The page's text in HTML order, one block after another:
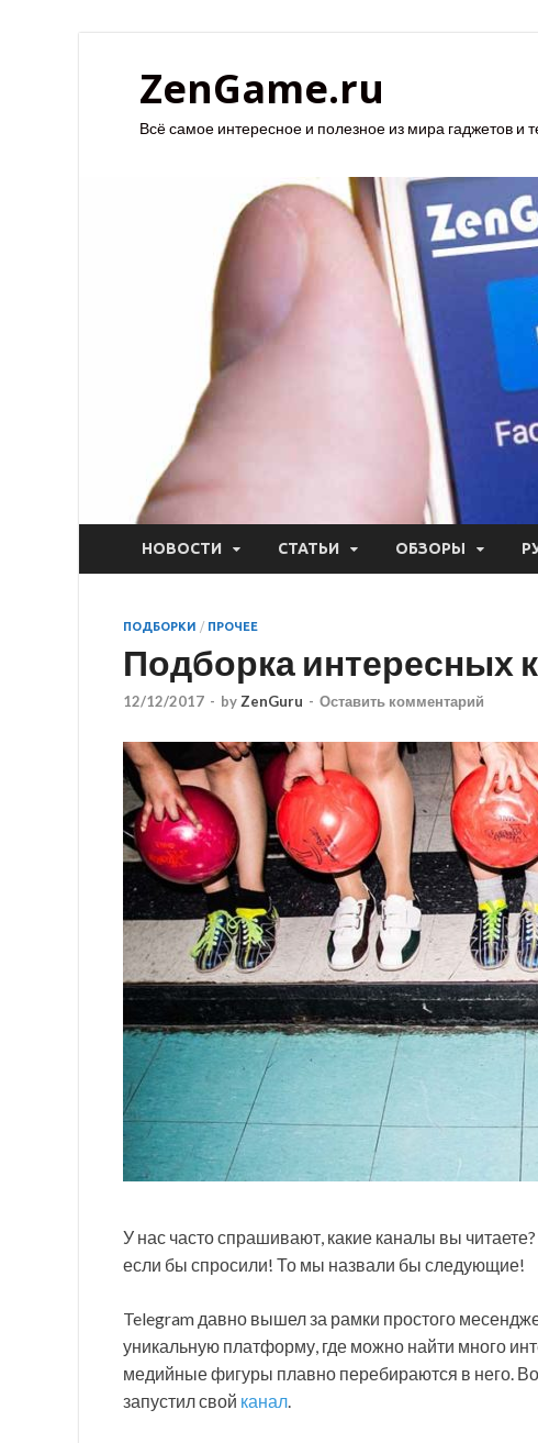
ZenGame.ru
Всё самое интересное и полезное из мира гаджетов и
НОВОСТИ СТАТЬИ ОБЗОРЫ
ПОДБОРКИ / ПРОЧЕЕ
Подборка интересных
12/12/2017 - by ZenGuru - Оставить комментарий
У нас часто спрашивают, какие каналы вы
если бы спросили! То мы назвали бы следующие!
Telegram давно вышел за рамки простого
уникальную платформу, где можно найти много
медийные фигуры плавно перебираются в него.
запустил свой канал.